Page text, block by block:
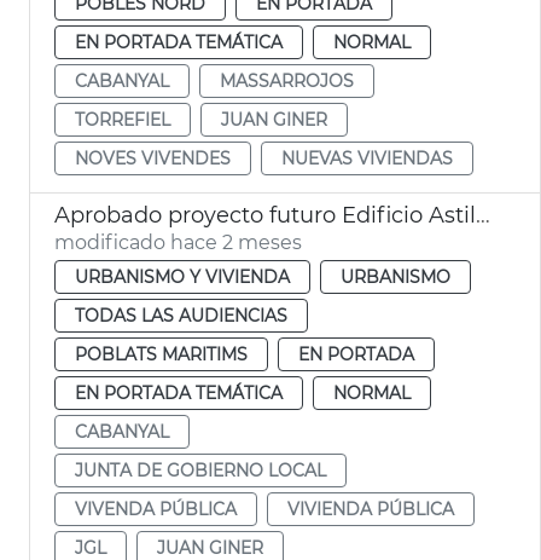
EN PORTADA TEMÁTICA
NORMAL
CABANYAL
MASSARROJOS
TORREFIEL
JUAN GINER
NOVES VIVENDES
NUEVAS VIVIENDAS
Aprobado proyecto futuro Edificio Astilleros Cabañal València
modificado hace 2 meses
URBANISMO Y VIVIENDA
URBANISMO
TODAS LAS AUDIENCIAS
POBLATS MARITIMS
EN PORTADA
EN PORTADA TEMÁTICA
NORMAL
CABANYAL
JUNTA DE GOBIERNO LOCAL
VIVENDA PÚBLICA
VIVIENDA PÚBLICA
JGL
JUAN GINER